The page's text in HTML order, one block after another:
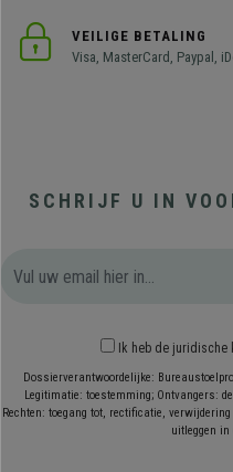
VEILIGE BETALING
Visa, MasterCard, Paypal,
SCHRIJF U IN
Ik heb de juridische
Dossierverantwoordelijke:
Legitimatie: toestemming; Ontvangers:
Rechten: toegang tot, rectificatie,
uitleggen in